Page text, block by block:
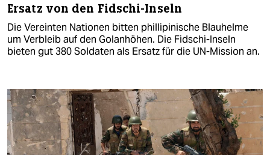
Ersatz von den Fidschi-Inseln
Die Vereinten Nationen bitten phillipinische Blauhelme
um Verbleib auf den Golanhöhen. Die Fidschi-Inseln
bieten gut 380 Soldaten als Ersatz für die UN-Mission an.